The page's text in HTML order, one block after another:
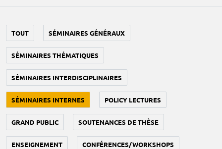
TOUT SÉMINAIRES GÉNÉRAUX
SÉMINAIRES THÉMATIQUES
SÉMINAIRES INTERDISCIPLINAIRES
SÉMINAIRES INTERNES POLICY LECTURES
GRAND PUBLIC SOUTENANCES DE THÈSE
ENSEIGNEMENT CONFÉRENCES/WORKSHOPS